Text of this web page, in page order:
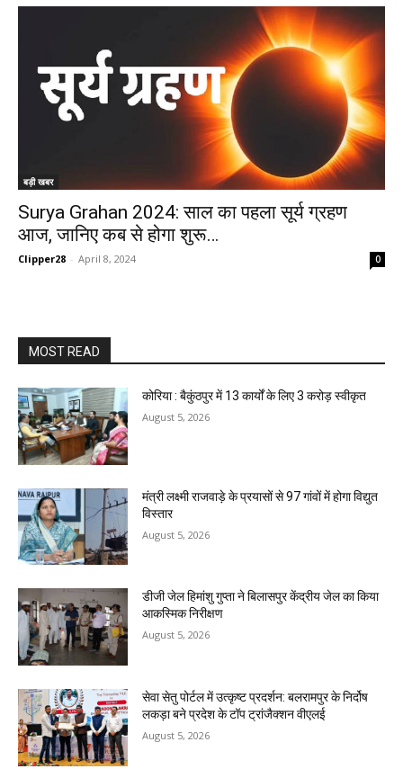
बड़ी खबर
Surya Grahan 2024: साल का पहला सूर्य ग्रहण
आज, जानिए कब से होगा शुरू…
Clipper28 - April 8, 2024 0
MOST READ
कोरिया : बैकुंठपुर में 13 कार्यों के लिए 3 करोड़ स्वीकृत
August 5, 2026
मंत्री लक्ष्मी राजवाड़े के प्रयासों से 97 गांवों में होगा विद्युत
विस्तार
August 5, 2026
डीजी जेल हिमांशु गुप्ता ने बिलासपुर केंद्रीय जेल का किया
आकस्मिक निरीक्षण
August 5, 2026
सेवा सेतु पोर्टल में उत्कृष्ट प्रदर्शन: बलरामपुर के निर्दोष
लकड़ा बने प्रदेश के टॉप ट्रांजैक्शन वीएलई
August 5, 2026